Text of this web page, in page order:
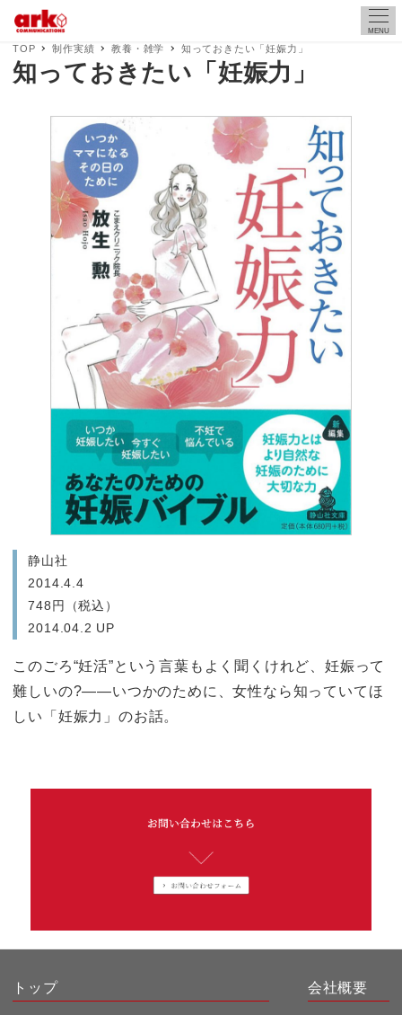
MENU
TOP 制作実績 教養・雑学 知っておきたい「妊娠力」
知っておきたい「妊娠力」
静山社
2014.4.4
748円（税込）
2014.04.2 UP
このごろ“妊活”という言葉もよく聞くけれど、妊娠って
難しいの?――いつかのために、女性なら知っていてほ
しい「妊娠力」のお話。
トップ 会社概要